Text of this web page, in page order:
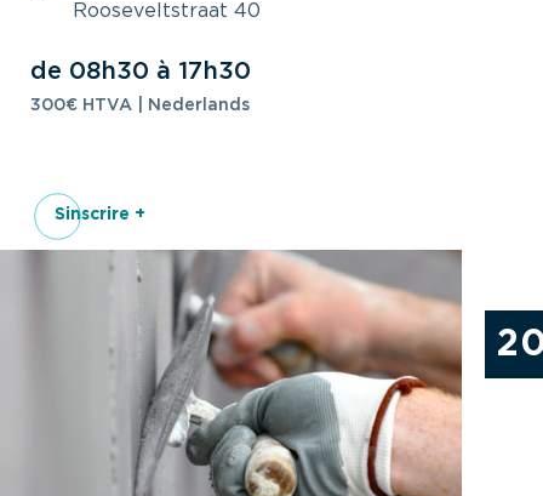
Rooseveltstraat 40
de 08h30 à 17h30
300€ HTVA | Nederlands
Sinscrire +